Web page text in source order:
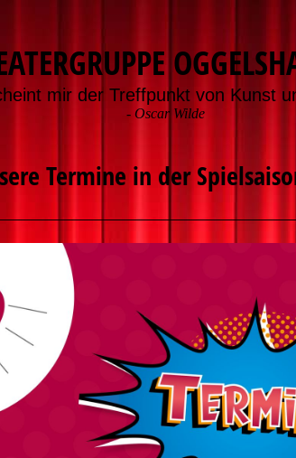
mir der Treffpunkt von Kunst
- Oscar Wilde
Termine in der